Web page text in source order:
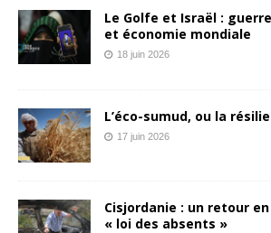
Le Golfe et Israël :
et économie mondiale
18 juin 2026
L’éco-sumud, ou la
17 juin 2026
Cisjordanie : un retour
« loi des absents »